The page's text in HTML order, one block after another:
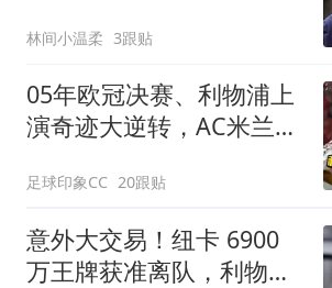
林间小温柔 3跟贴
05年欧冠决赛、利物浦上
演奇迹大逆转，AC米兰永
足球印象CC 20跟贴
意外大交易！纽卡 6900
万王牌获准离队，利物浦